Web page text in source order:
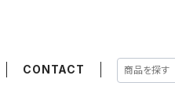
CONTACT